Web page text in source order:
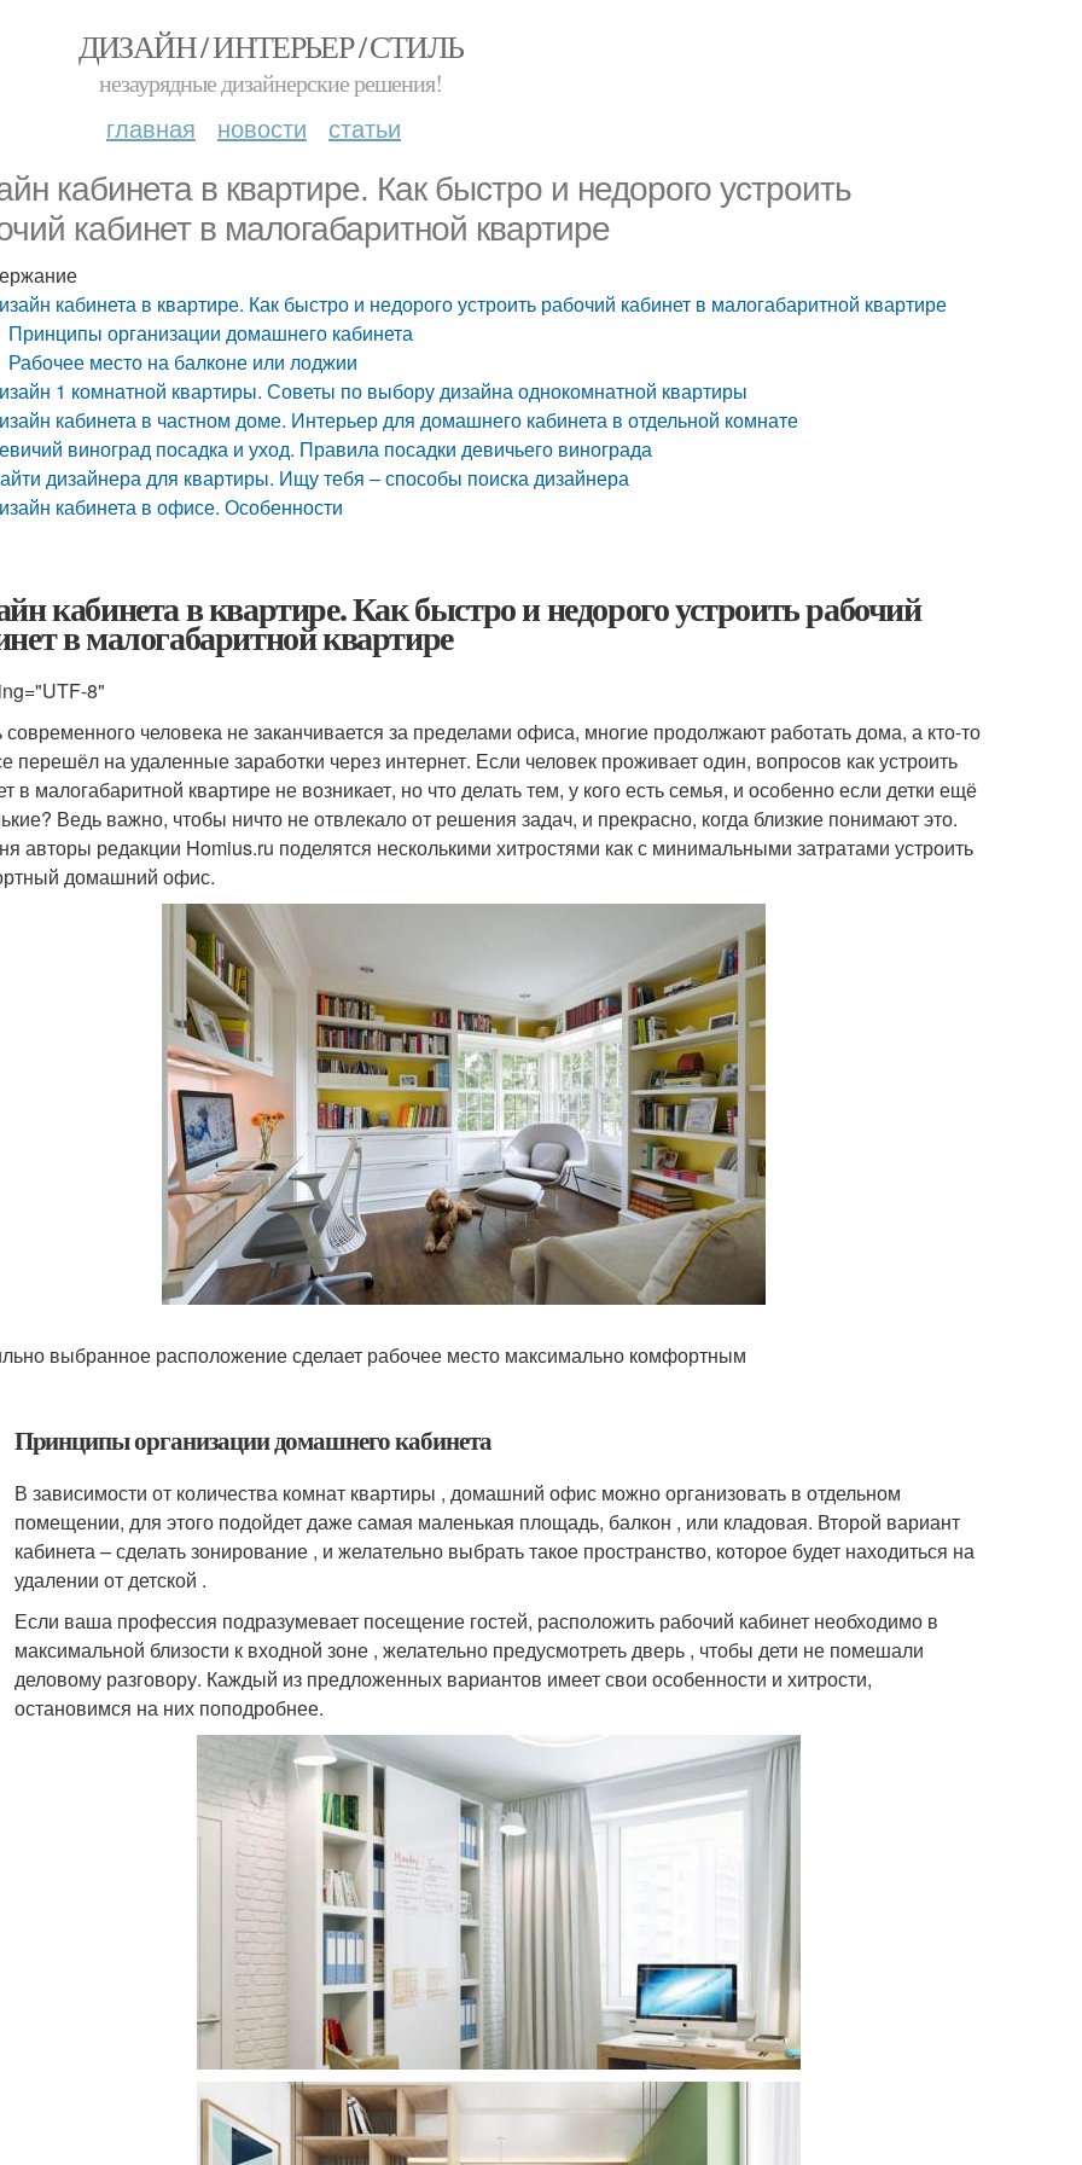
ДИЗАЙН / ИНТЕРЬЕР / СТИЛЬ
незаурядные дизайнерские решения!
главная новости статьи
кабинета в квартире. Как быстро и недорого устроить
кабинет в малогабаритной квартире
кабинета в квартире. Как быстро и недорого устроить рабочий кабинет в малогабаритной квартире
Принципы организации домашнего кабинета
Рабочее место на балконе или лоджии
1 комнатной квартиры. Советы по выбору дизайна однокомнатной квартиры
кабинета в частном доме. Интерьер для домашнего кабинета в отдельной комнате
виноград посадка и уход. Правила посадки девичьего винограда
дизайнера для квартиры. Ищу тебя – способы поиска дизайнера
кабинета в офисе. Особенности
кабинета в квартире. Как быстро и недорого устроить рабочий
в малогабаритной квартире
8"
человека не заканчивается за пределами офиса, многие продолжают работать дома, а кто-то
перешёл на удаленные заработки через интернет. Если человек проживает один, вопросов как устроить
в малогабаритной квартире не возникает, но что делать тем, у кого есть семья, и особенно если детки ещё
Ведь важно, чтобы ничто не отвлекало от решения задач, и прекрасно, когда близкие понимают это.
авторы редакции Homius.ru поделятся несколькими хитростями как с минимальными затратами устроить
домашний офис.
выбранное расположение сделает рабочее место максимально комфортным
Принципы организации домашнего кабинета
В зависимости от количества комнат квартиры , домашний офис можно организовать в отдельном
помещении, для этого подойдет даже самая маленькая площадь, балкон , или кладовая. Второй вариант
кабинета – сделать зонирование , и желательно выбрать такое пространство, которое будет находиться на
удалении от детской .
Если ваша профессия подразумевает посещение гостей, расположить рабочий кабинет необходимо в
максимальной близости к входной зоне , желательно предусмотреть дверь , чтобы дети не помешали
деловому разговору. Каждый из предложенных вариантов имеет свои особенности и хитрости,
остановимся на них поподробнее.